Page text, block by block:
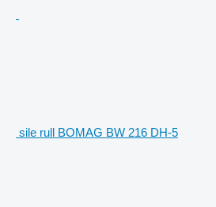
sile rull BOMAG BW 216 DH-5